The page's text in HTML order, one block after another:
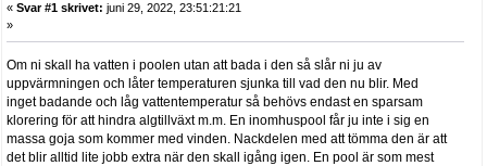
« Svar #1 skrivet: juni 29, 2022, 23:51:21:21
»
Om ni skall ha vatten i poolen utan att bada i den så slår ni ju av
uppvärmningen och låter temperaturen sjunka till vad den nu blir. Med
inget badande och låg vattentemperatur så behövs endast en sparsam
klorering för att hindra algtillväxt m.m. En inomhuspool får ju inte i sig en
massa goja som kommer med vinden. Nackdelen med att tömma den är att
det blir alltid lite jobb extra när den skall igång igen. En pool är som mest